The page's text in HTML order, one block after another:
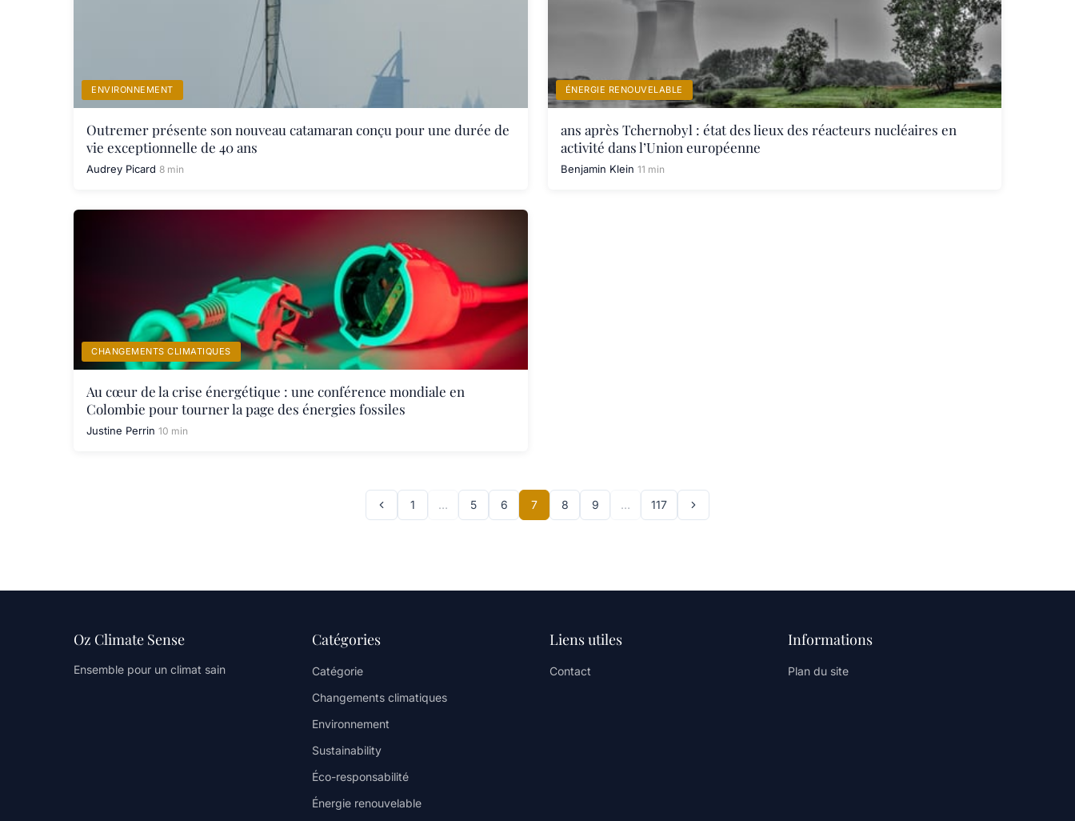
ENVIRONNEMENT
Outremer présente son nouveau catamaran conçu pour une durée de
vie exceptionnelle de 40 ans
Audrey Picard 8 min
ÉNERGIE RENOUVELABLE
ans après Tchernobyl : état des lieux des réacteurs nucléaires en
activité dans l’Union européenne
Benjamin Klein 11 min
CHANGEMENTS CLIMATIQUES
Au cœur de la crise énergétique : une conférence mondiale en
Colombie pour tourner la page des énergies fossiles
Justine Perrin 10 min
1 … 5 6 7 8 9 … 117
Oz Climate Sense
Ensemble pour un climat sain
Catégories
Catégorie
Changements climatiques
Environnement
Sustainability
Éco-responsabilité
Énergie renouvelable
Liens utiles
Contact
Informations
Plan du site